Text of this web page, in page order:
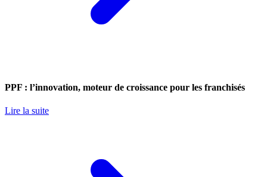
PPF : l’innovation, moteur de croissance pour les franchisés
Lire la suite